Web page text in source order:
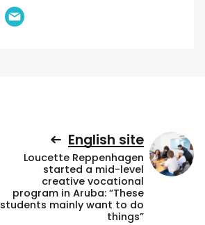
English site
Loucette Reppenhagen
started a mid-level
creative vocational
program in Aruba: “These
students mainly want to do
things”